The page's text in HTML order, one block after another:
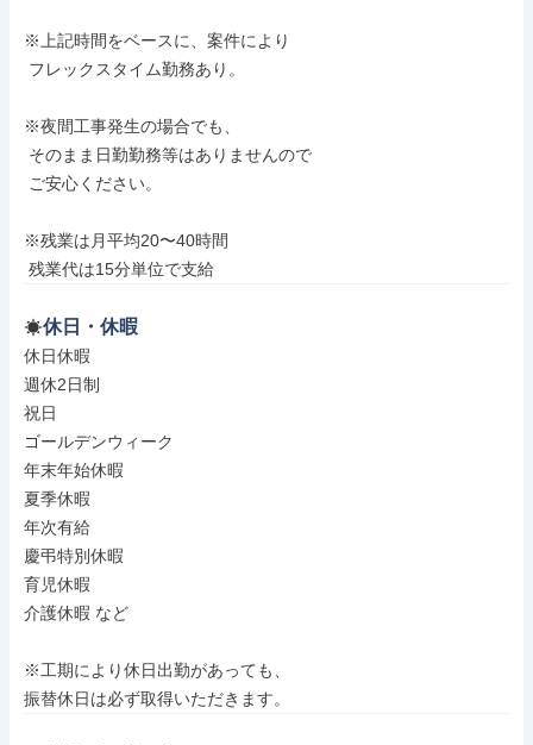
※上記時間をベースに、案件により
※夜間工事発生の場合でも、
※残業は月平均20〜40時間
残業代は15分単位で支給
休日・休暇
休日休暇
週休2日制
祝日
ゴールデンウィーク
年末年始休暇
夏季休暇
年次有給
慶弔特別休暇
育児休暇
介護休暇 など
※工期により休日出勤があっても、
振替休日は必ず取得いただきます。